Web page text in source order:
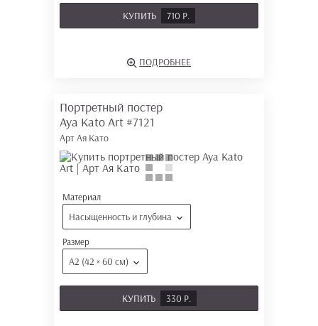
КУПИТЬ 710 Р.
ПОДРОБНЕЕ
Портретный постер
Aya Kato Art #7121
Арт Ая Като
Материал
Насыщенность и глубина
Размер
А2 (42 × 60 см)
КУПИТЬ 330 Р.